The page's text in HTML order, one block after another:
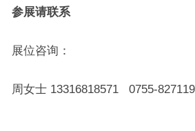
参展请联系
展位咨询：
周女士 13316818571 0755-